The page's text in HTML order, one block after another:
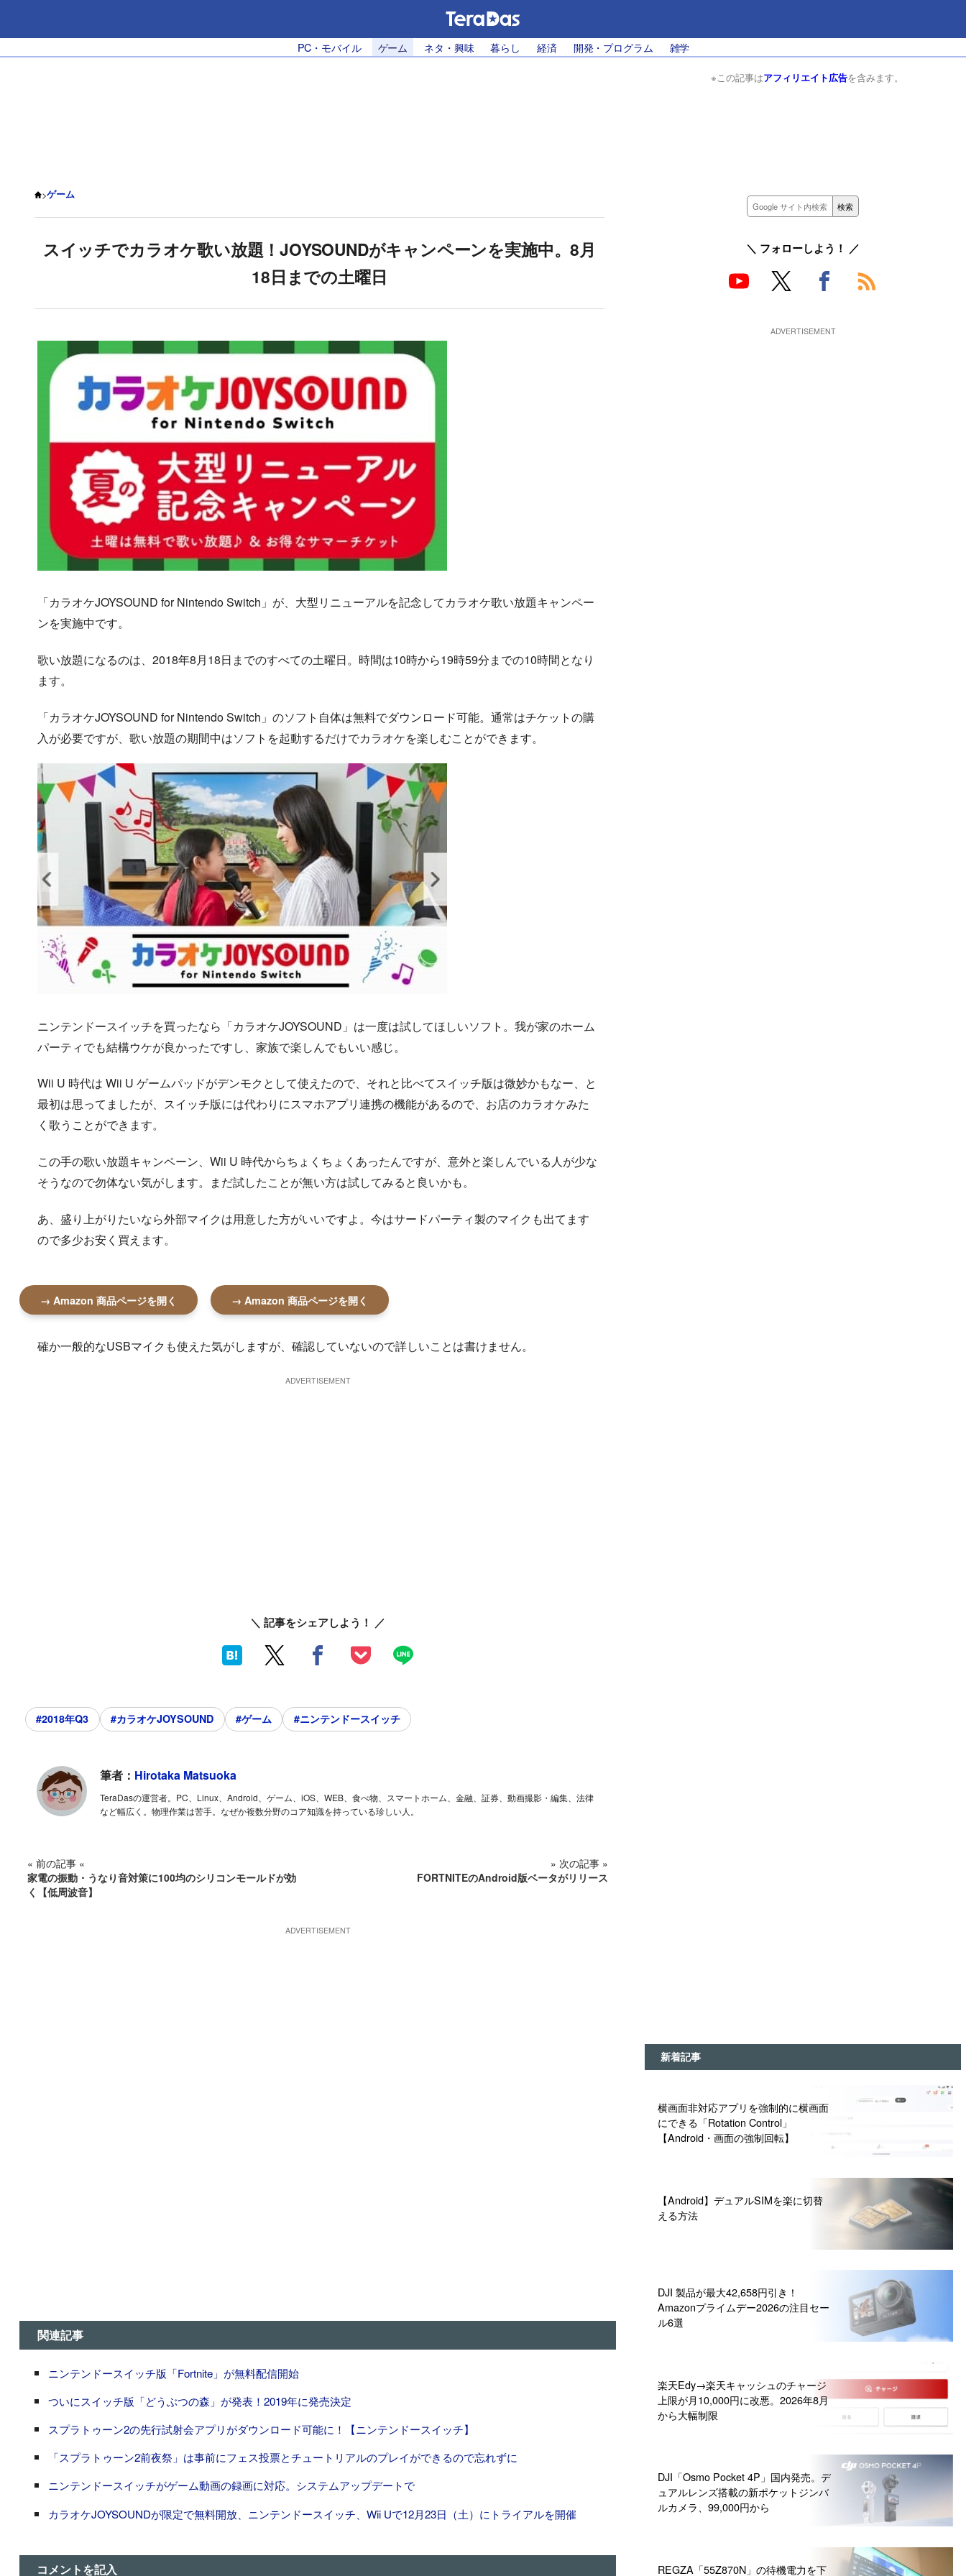
PC・モバイル ゲーム ネタ・興味 暮らし 経済 開発・プログラム 雑学
※この記事はアフィリエイト広告を含みます。
>ゲーム
スイッチでカラオケ歌い放題！JOYSOUNDがキャンペーンを実施中。8月
18日までの土曜日
「カラオケJOYSOUND for Nintendo Switch」が、大型リニューアルを記念してカラオケ歌い放題キャンペー
ンを実施中です。
歌い放題になるのは、2018年8月18日までのすべての土曜日。時間は10時から19時59分までの10時間となり
ます。
「カラオケJOYSOUND for Nintendo Switch」のソフト自体は無料でダウンロード可能。通常はチケットの購
入が必要ですが、歌い放題の期間中はソフトを起動するだけでカラオケを楽しむことができます。
ニンテンドースイッチを買ったなら「カラオケJOYSOUND」は一度は試してほしいソフト。我が家のホーム
パーティでも結構ウケが良かったですし、家族で楽しんでもいい感じ。
Wii U 時代は Wii U ゲームパッドがデンモクとして使えたので、それと比べてスイッチ版は微妙かもなー、と
最初は思ってましたが、スイッチ版には代わりにスマホアプリ連携の機能があるので、お店のカラオケみた
く歌うことができます。
この手の歌い放題キャンペーン、Wii U 時代からちょくちょくあったんですが、意外と楽しんでいる人が少な
そうなので勿体ない気がします。まだ試したことが無い方は試してみると良いかも。
あ、盛り上がりたいなら外部マイクは用意した方がいいですよ。今はサードパーティ製のマイクも出てます
ので多少お安く買えます。
→ Amazon 商品ページを開く → Amazon 商品ページを開く
確か一般的なUSBマイクも使えた気がしますが、確認していないので詳しいことは書けません。
＼ 記事をシェアしよう！ ／
#2018年Q3 #カラオケJOYSOUND #ゲーム #ニンテンドースイッチ
筆者： Hirotaka Matsuoka
TeraDasの運営者。PC、Linux、Android、ゲーム、iOS、WEB、食べ物、スマートホーム、金融、証券、動画撮影・編集、法律
など幅広く。物理作業は苦手。なぜか複数分野のコア知識を持っている珍しい人。
« 前の記事 «
家電の振動・うなり音対策に100均のシリコンモールドが効
く【低周波音】
» 次の記事 »
FORTNITEのAndroid版ベータがリリース
関連記事
ニンテンドースイッチ版「Fortnite」が無料配信開始
ついにスイッチ版「どうぶつの森」が発表！2019年に発売決定
スプラトゥーン2の先行試射会アプリがダウンロード可能に！【ニンテンドースイッチ】
「スプラトゥーン2前夜祭」は事前にフェス投票とチュートリアルのプレイができるので忘れずに
ニンテンドースイッチがゲーム動画の録画に対応。システムアップデートで
カラオケJOYSOUNDが限定で無料開放、ニンテンドースイッチ、Wii Uで12月23日（土）にトライアルを開催
コメントを記入
＼ フォローしよう！ ／
新着記事
横画面非対応アプリを強制的に横画面
にできる「Rotation Control」
【Android・画面の強制回転】
【Android】デュアルSIMを楽に切替
える方法
DJI 製品が最大42,658円引き！
Amazonプライムデー2026の注目セー
ル6選
楽天Edy→楽天キャッシュのチャージ
上限が月10,000円に改悪。2026年8月
から大幅制限
DJI「Osmo Pocket 4P」国内発売。デ
ュアルレンズ搭載の新ポケットジンバ
ルカメラ、99,000円から
REGZA「55Z870N」の待機電力を下